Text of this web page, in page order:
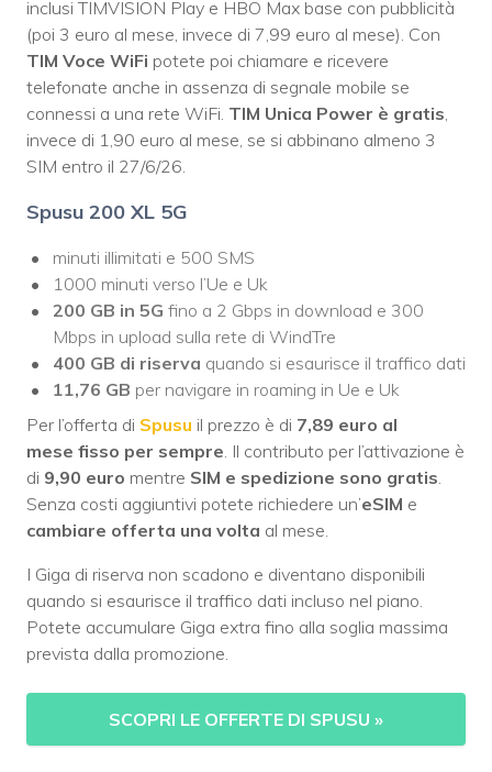
inclusi TIMVISION Play e HBO Max base con pubblicità
(poi 3 euro al mese, invece di 7,99 euro al mese). Con
TIM Voce WiFi potete poi chiamare e ricevere
telefonate anche in assenza di segnale mobile se
connessi a una rete WiFi. TIM Unica Power è gratis
invece di 1,90 euro al mese, se si abbinano almeno 3
SIM entro il 27/6/26.
Spusu 200 XL 5G
minuti illimitati e 500 SMS
1000 minuti verso l’Ue e Uk
200 GB in 5G fino a 2 Gbps in download e 300
Mbps in upload sulla rete di WindTre
400 GB di riserva quando si esaurisce il traffico dati
11,76 GB per navigare in roaming in Ue e Uk
Per l’offerta di Spusu il prezzo è di 7,89 euro al
mese fisso per sempre . Il contributo per l’attivazione è
di 9,90 euro mentre SIM e spedizione sono gratis
Senza costi aggiuntivi potete richiedere un’eSIM e
cambiare offerta una volta al mese.
I Giga di riserva non scadono e diventano disponibili
quando si esaurisce il traffico dati incluso nel piano.
Potete accumulare Giga extra fino alla soglia massima
prevista dalla promozione.
SCOPRI LE OFFERTE DI SPUSU »